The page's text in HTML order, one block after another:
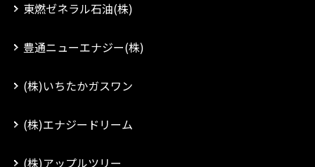
東燃ゼネラル石油(株)
豊通ニューエナジー(株)
(株)いちたかガスワン
(株)エナジードリーム
(株)アップルツリー